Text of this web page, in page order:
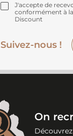
J'accepte de
conformément à
Discount
Suivez-nous !
On